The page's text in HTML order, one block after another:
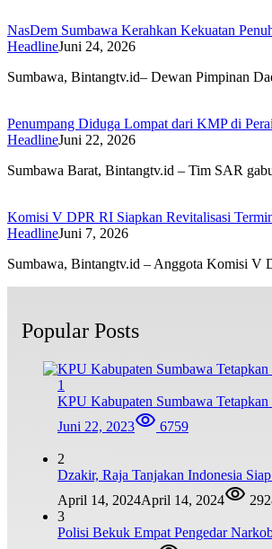
NasDem Sumbawa Kerahkan Kekuatan
HeadlineJuni 24, 2026
Sumbawa, Bintangtv.id– Dewan Pimpinan
Penumpang Diduga Lompat dari KMP di
HeadlineJuni 22, 2026
Sumbawa Barat, Bintangtv.id – Tim SAR
Komisi V DPR RI Siapkan Revitalisasi
HeadlineJuni 7, 2026
Sumbawa, Bintangtv.id – Anggota Komisi
Popular Posts
1
KPU Kabupaten Sumbawa
Juni 22, 2023
6759
2
Dzakir, Raja Tanjakan Indonesia
April 14, 2024April 14, 2024
3
Polisi Bekuk Empat Pengedar